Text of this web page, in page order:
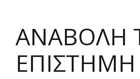
ΑΝΑΒΟΛΗ